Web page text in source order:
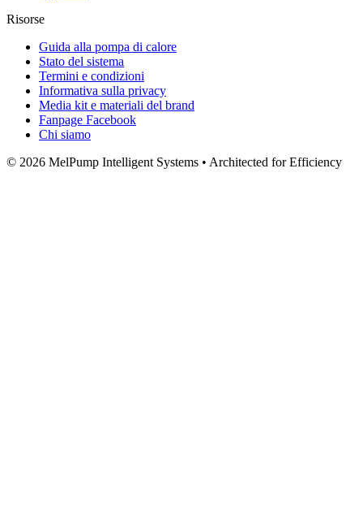
Risorse
Guida alla pompa di calore
Stato del sistema
Termini e condizioni
Informativa sulla privacy
Media kit e materiali del brand
Fanpage Facebook
Chi siamo
© 2026 MelPump Intelligent Systems • Architected for Efficiency